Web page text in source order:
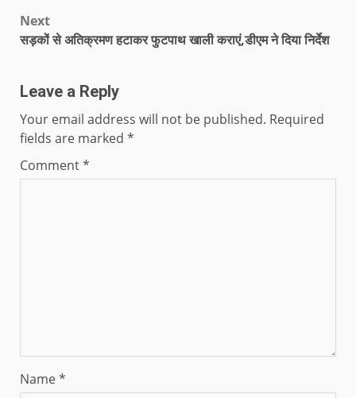
Next
सड़कों से अतिक्रमण हटाकर फुटपाथ खाली कराएं,डीएम ने दिया निर्देश
Leave a Reply
Your email address will not be published. Required
fields are marked *
Comment*
Name*